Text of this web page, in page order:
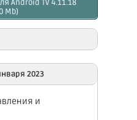
Android TV 4.11.18
Mb)
2023
и